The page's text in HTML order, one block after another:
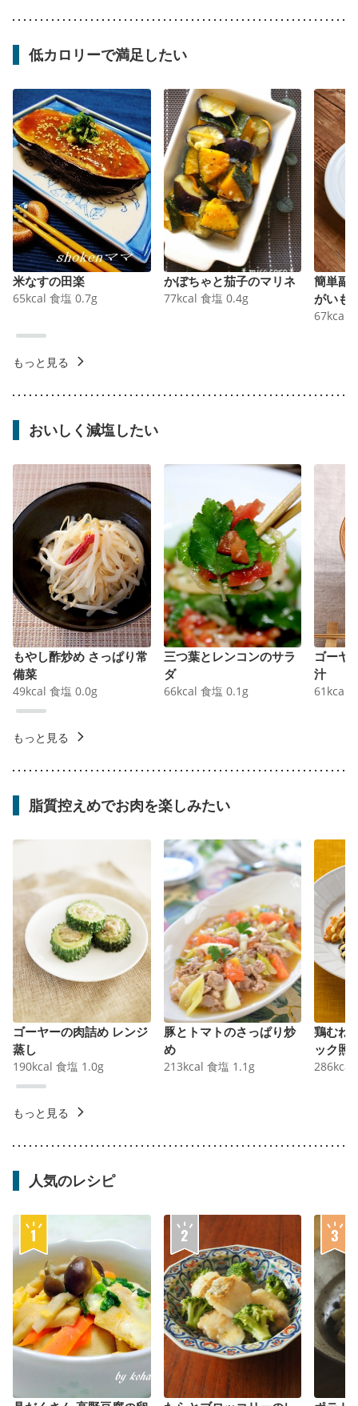
低カロリーで満足したい
米なすの田楽
65kcal 食塩 0.7g
かぼちゃと茄子のマリネ
77kcal 食塩 0.4g
簡単副
がいも
67kcal
もっと見る
おいしく減塩したい
もやし酢炒め さっぱり常
備菜
49kcal 食塩 0.0g
三つ葉とレンコンのサラ
ダ
66kcal 食塩 0.1 g
ゴーヤ
汁
61 kcal
もっと見る
脂質控えめでお肉を楽しみたい
ゴーヤーの肉詰め レンジ
蒸し
190kcal 食塩 1.0g
豚とトマトのさっぱり炒
め
213kcal 食塩 1.1 g
鶏むね
ック照
286kcal
もっと見る
人気のレシピ